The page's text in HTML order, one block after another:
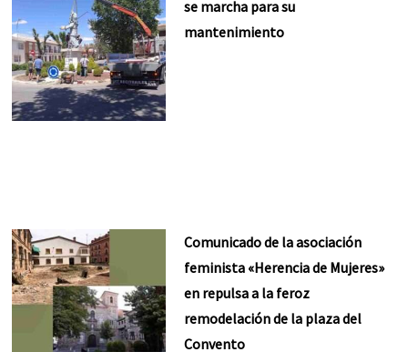
se marcha para su
mantenimiento
Comunicado de la asociación
feminista «Herencia de Mujeres»
en repulsa a la feroz
remodelación de la plaza del
Convento